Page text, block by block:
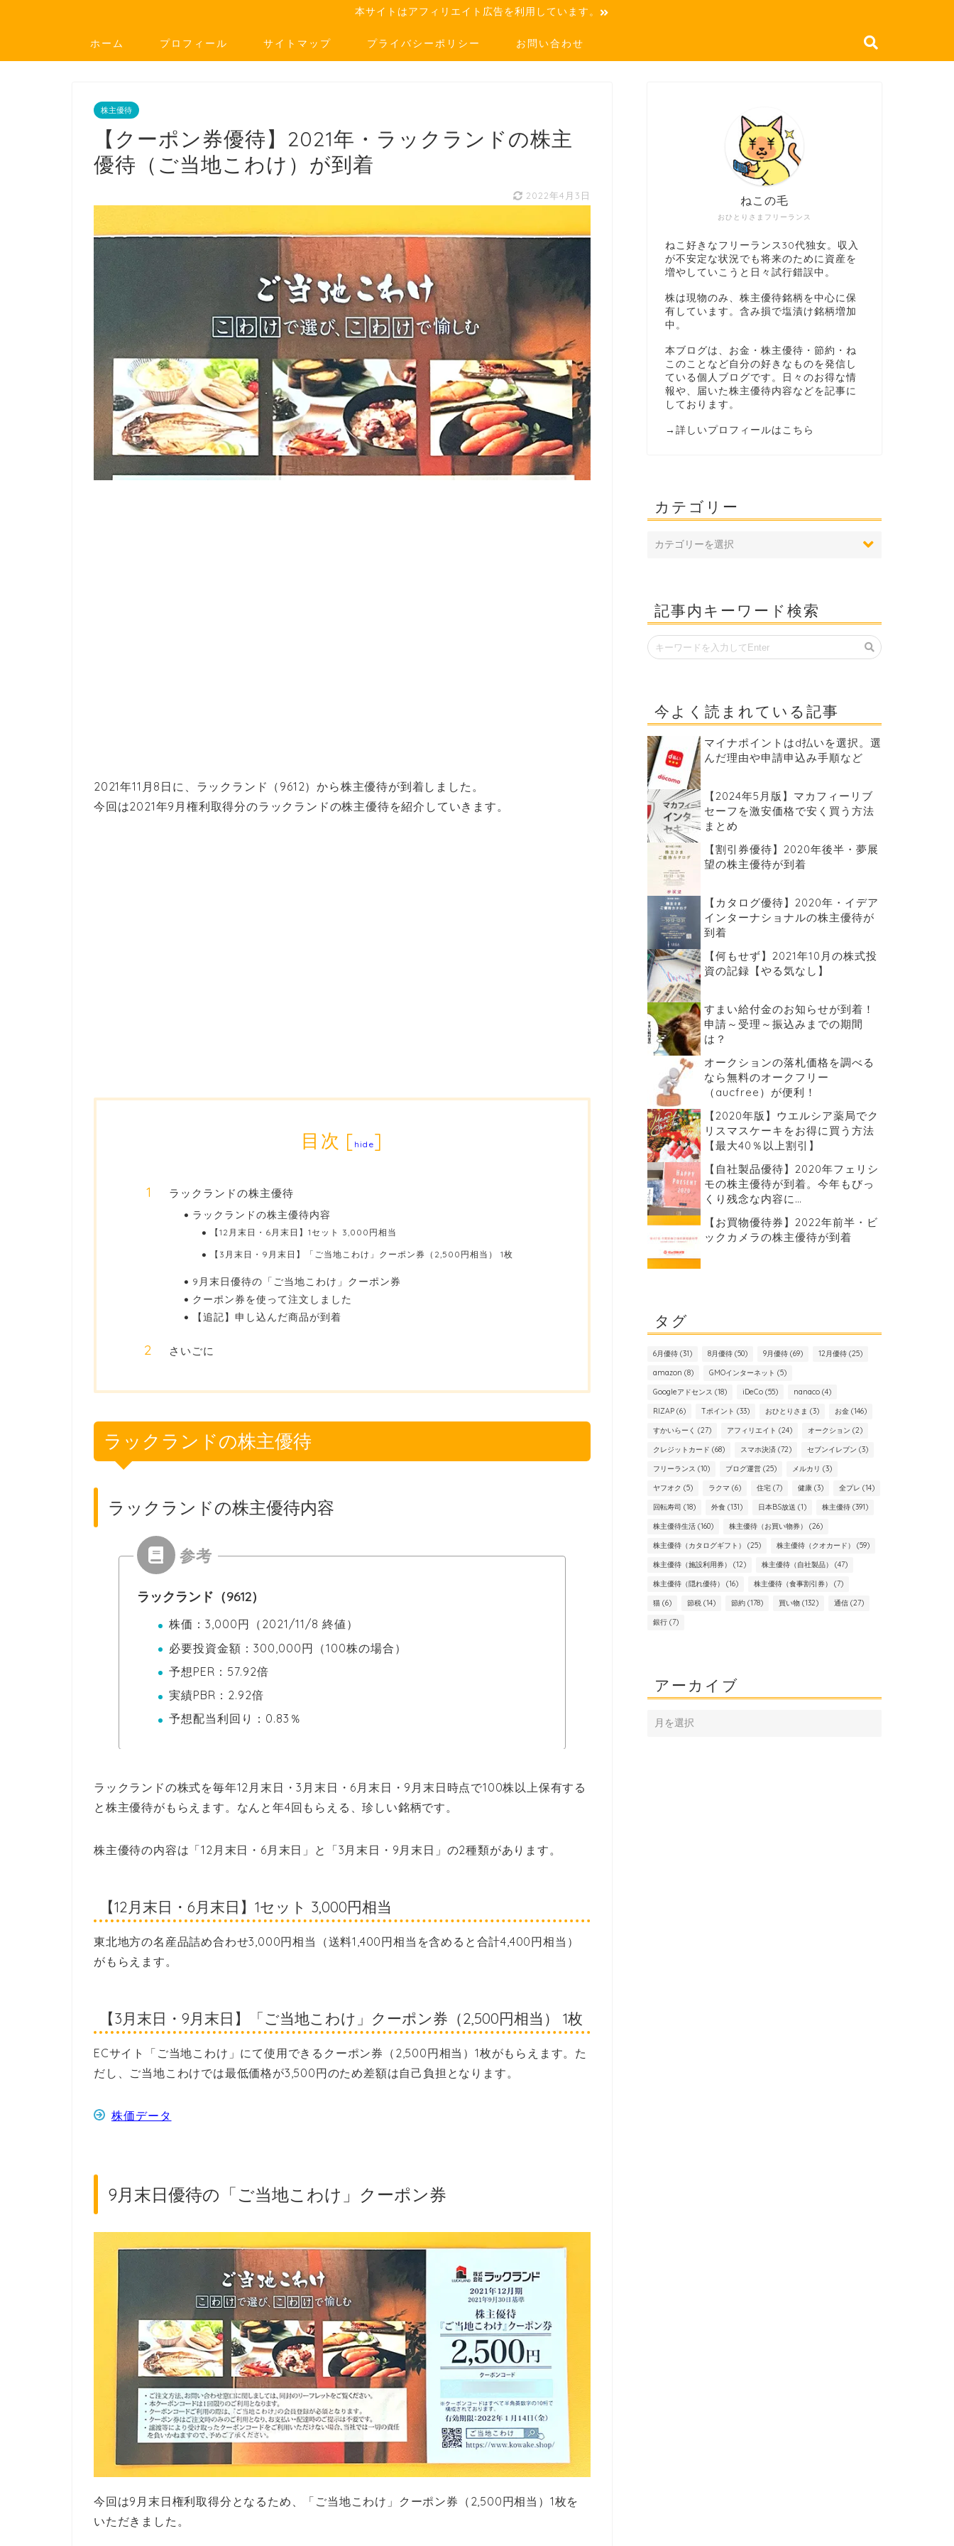
本サイトはアフィリエイト広告を利用しています。
ホーム プロフィール サイトマップ プライバシーポリシー お問い合わせ
株主優待
【クーポン券優待】2021年・ラックランドの株主
優待（ご当地こわけ）が到着
2022年4月3日
2021年11月8日に、ラックランド（9612）から株主優待が到着しました。
今回は2021年9月権利取得分のラックランドの株主優待を紹介していきます。
目次 [ hide]
ラックランドの株主優待
ラックランドの株主優待内容
【12月末日・6月末日】1セット 3,000円相当
【3月末日・9月末日】「ご当地こわけ」クーポン券（2,500円相当） 1枚
9月末日優待の「ご当地こわけ」クーポン券
クーポン券を使って注文しました
【追記】申し込んだ商品が到着
さいごに
ラックランドの株主優待
ラックランドの株主優待内容
ラックランド（9612）
株価：3,000円（2021/11/8 終値）
必要投資金額：300,000円（100株の場合）
予想PER：57.92倍
実績PBR：2.92倍
予想配当利回り：0.83％
ラックランドの株式を毎年12月末日・3月末日・6月末日・9月末日時点で100株以上保有する
と株主優待がもらえます。なんと年4回もらえる、珍しい銘柄です。
株主優待の内容は「12月末日・6月末日」と「3月末日・9月末日」の2種類があります。
【12月末日・6月末日】1セット 3,000円相当
東北地方の名産品詰め合わせ3,000円相当（送料1,400円相当を含めると合計4,400円相当）
がもらえます。
【3月末日・9月末日】「ご当地こわけ」クーポン券（2,500円相当） 1枚
ECサイト「ご当地こわけ」にて使用できるクーポン券（2,500円相当）1枚がもらえます。た
だし、ご当地こわけでは最低価格が3,500円のため差額は自己負担となります。
株価データ
9月末日優待の「ご当地こわけ」クーポン券
今回は9月末日権利取得分となるため、「ご当地こわけ」クーポン券（2,500円相当）1枚を
いただきました。
おひとりさまフリーランス
ねこの毛
ねこ好きなフリーランス30代独女。収入
が不安定な状況でも将来のために資産を
増やしていこうと日々試行錯誤中。
株は現物のみ、株主優待銘柄を中心に保
有しています。含み損で塩漬け銘柄増加
中。
本ブログは、お金・株主優待・節約・ね
このことなど自分の好きなものを発信し
ている個人ブログです。日々のお得な情
報や、届いた株主優待内容などを記事に
しております。
→ 詳しいプロフィールはこちら
カテゴリー
記事内キーワード検索
今よく読まれている記事
マイナポイントはd払いを選択。選
んだ理由や申請申込み手順など
【2024年5月版】マカフィーリブ
セーフを激安価格で安く買う方法
まとめ
【割引券優待】2020年後半・夢展
望の株主優待が到着
【カタログ優待】2020年・イデア
インターナショナルの株主優待が
到着
【何もせず】2021年10月の株式投
資の記録【やる気なし】
すまい給付金のお知らせが到着！
申請～受理～振込みまでの期間
は？
オークションの落札価格を調べる
なら無料のオークフリー
（aucfree）が便利！
【2020年版】ウエルシア薬局でク
リスマスケーキをお得に買う方法
【最大40％以上割引】
【自社製品優待】2020年フェリシ
モの株主優待が到着。今年もびっ
くり残念な内容に…
【お買物優待券】2022年前半・ビ
ックカメラの株主優待が到着
タグ
6月優待(31) 8月優待(50) 9月優待(69) 12月優待(25)
amazon (8) GMOインターネット (5)
Googleアドセンス (18) iDeCo(55) nanaco(4)
RIZAP(6) Tポイント (33) おひとりさま (3) お金(146)
すかいらーく (27) アフィリエイト (24) オークション (2)
クレジットカード (68) スマホ決済(72) セブンイレブン (3)
フリーランス (10) ブログ運営(25) メルカリ (3)
ヤフオク (5) ラクマ (6) 住宅(7) 健康(3) 全プレ (14)
回転寿司 (18) 外食(131) 日本BS放送 (1) 株主優待(391)
株主優待生活(160) 株主優待（お買い物券） (26)
株主優待（カタログギフト） (25) 株主優待（クオカード） (59)
株主優待（施設利用券） (12) 株主優待（自社製品） (47)
株主優待（隠れ優待） (16) 株主優待（食事割引券） (7)
猫(6) 節税(14) 節約(178) 買い物(132) 通信(27)
銀行(7)
アーカイブ